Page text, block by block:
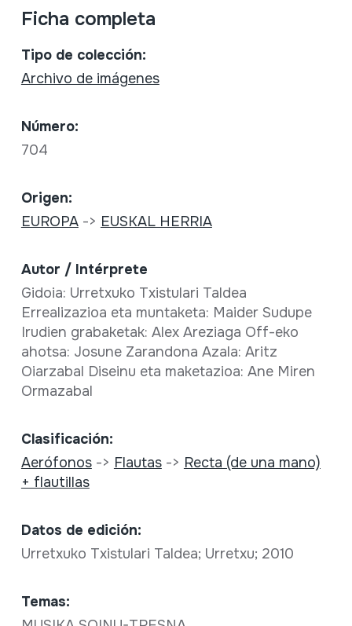
Ficha completa
Tipo de colección:
Archivo de imágenes
Número:
704
Origen:
EUROPA-> EUSKAL HERRIA
Autor / Intérprete
Gidoia: Urretxuko Txistulari Taldea
Errealizazioa eta muntaketa: Maider Sudupe
Irudien grabaketak: Alex Areziaga Off-eko
ahotsa: Josune Zarandona Azala: Aritz
Oiarzabal Diseinu eta maketazioa: Ane Miren
Ormazabal
Clasificación:
Aerófonos-> Flautas-> Recta (de una mano)
+ flautillas
Datos de edición:
Urretxuko Txistulari Taldea; Urretxu; 2010
Temas: